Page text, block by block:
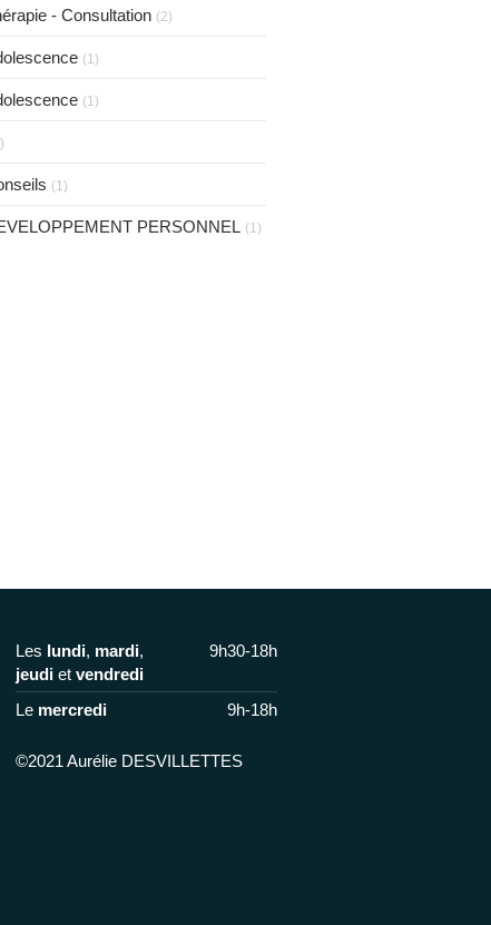
- Consultation (2)
(1)
(1)
(1)
PERSONNEL (1)
Les lundi, mardi,
jeudi et vendredi
9h30-18h
Le mercredi 9h-18h
©2021 Aurélie DESVILLETTES